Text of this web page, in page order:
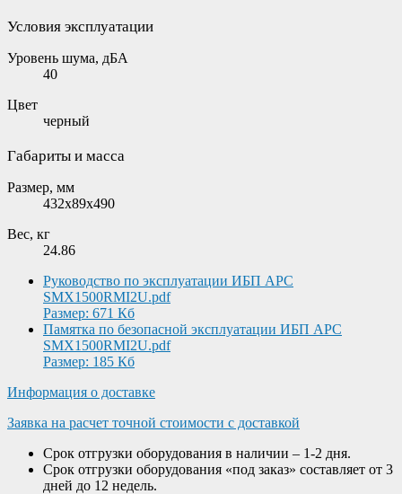
Условия эксплуатации
Уровень шума, дБА
40
Цвет
черный
Габариты и масса
Размер, мм
432x89x490
Вес, кг
24.86
Руководство по эксплуатации ИБП APC
SMX1500RMI2U.pdf
Размер: 671 Кб
Памятка по безопасной эксплуатации ИБП APC
SMX1500RMI2U.pdf
Размер: 185 Кб
Информация о доставке
Заявка на расчет точной стоимости с доставкой
Срок отгрузки оборудования в наличии – 1-2 дня.
Срок отгрузки оборудования «под заказ» составляет от 3
дней до 12 недель.